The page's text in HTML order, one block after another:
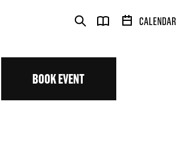
CALENDAR
BOOK EVENT